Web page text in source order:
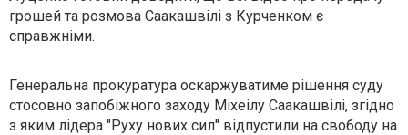
грошей та розмова Саакашвілі з Курченком є
справжніми.
Генеральна прокуратура оскаржуватиме рішення суду
стосовно запобіжного заходу Міхеілу Саакашвілі, згідно
з яким лідера "Руху нових сил" відпустили на свободу на